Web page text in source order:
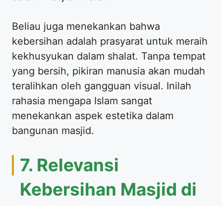
Beliau juga menekankan bahwa
kebersihan adalah prasyarat untuk meraih
kekhusyukan dalam shalat. Tanpa tempat
yang bersih, pikiran manusia akan mudah
teralihkan oleh gangguan visual. Inilah
rahasia mengapa Islam sangat
menekankan aspek estetika dalam
bangunan masjid.
7. Relevansi
Kebersihan Masjid di